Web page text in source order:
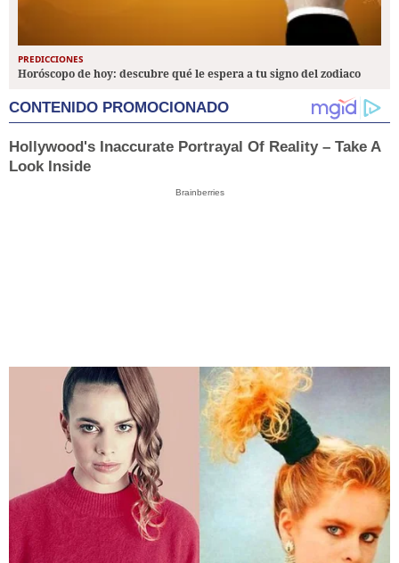
PREDICCIONES
Horóscopo de hoy: descubre qué le espera a tu signo del zodiaco
CONTENIDO PROMOCIONADO
Hollywood's Inaccurate Portrayal Of Reality – Take A
Look Inside
Brainberries